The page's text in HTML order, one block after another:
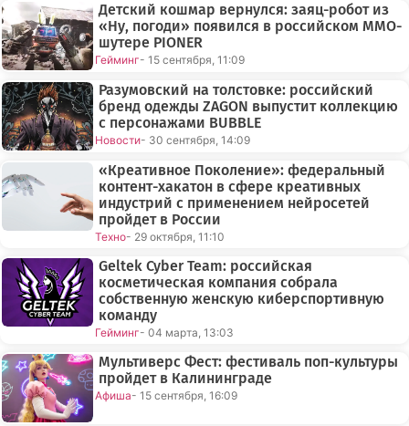
Детский кошмар вернулся: заяц-робот из
«Ну, погоди» появился в российском MMO-
шутере PIONER
Гейминг- 15 сентября, 11:09
Разумовский на толстовке: российский
бренд одежды ZAGON выпустит коллекцию
с персонажами BUBBLE
Новости- 30 сентября, 14:09
«Креативное Поколение»: федеральный
контент-хакатон в сфере креативных
индустрий с применением нейросетей
пройдет в России
Техно- 29 октября, 11:10
Geltek Cyber Team: российская
косметическая компания собрала
собственную женскую киберспортивную
команду
Гейминг- 04 марта, 13:03
Мультиверс Фест: фестиваль поп-культуры
пройдет в Калининграде
Афиша- 15 сентября, 16:09